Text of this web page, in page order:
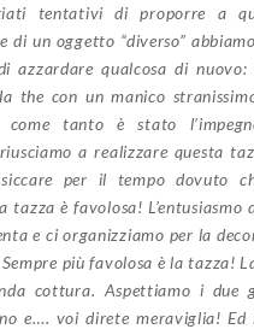
tentativi di proporre a
di un oggetto “diverso”
azzardare qualcosa di nuovo:
the con un manico
tanto è stato
a realizzare questa
per il tempo dovuto
tazza è favolosa! L’entusiasmo
e ci organizziamo per la
più favolosa è la tazza!
cottura. Aspettiamo i due
e…. voi direte meraviglia! Ed